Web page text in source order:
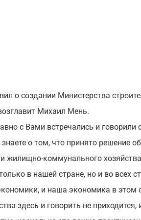
о создании Министерства
Михаил Мень.
с Вами встречались и говорили
о том, что принято решение
жилищно-коммунального
в нашей стране, но и во всех
и наша экономика в
здесь и говорить не